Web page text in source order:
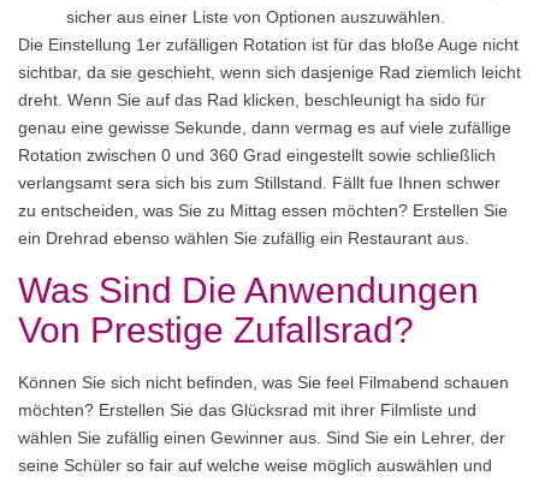
sicher aus einer Liste von Optionen auszuwählen.
Die Einstellung 1er zufälligen Rotation ist für das bloße Auge nicht
sichtbar, da sie geschieht, wenn sich dasjenige Rad ziemlich leicht
dreht. Wenn Sie auf das Rad klicken, beschleunigt ha sido für
genau eine gewisse Sekunde, dann vermag es auf viele zufällige
Rotation zwischen 0 und 360 Grad eingestellt sowie schließlich
verlangsamt sera sich bis zum Stillstand. Fällt fue Ihnen schwer
zu entscheiden, was Sie zu Mittag essen möchten? Erstellen Sie
ein Drehrad ebenso wählen Sie zufällig ein Restaurant aus.
Was Sind Die Anwendungen
Von Prestige Zufallsrad?
Können Sie sich nicht befinden, was Sie feel Filmabend schauen
möchten? Erstellen Sie das Glücksrad mit ihrer Filmliste und
wählen Sie zufällig einen Gewinner aus. Sind Sie ein Lehrer, der
seine Schüler so fair auf welche weise möglich auswählen und